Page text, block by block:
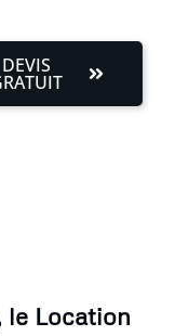
DEVIS
le Location